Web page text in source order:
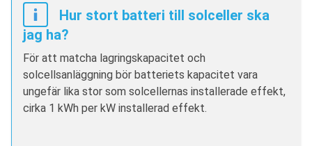
Hur stort batteri till solceller ska
jag ha?
För att matcha lagringskapacitet och
solcellsanläggning bör batteriets kapacitet vara
ungefär lika stor som solcellernas installerade effekt,
cirka 1 kWh per kW installerad effekt.